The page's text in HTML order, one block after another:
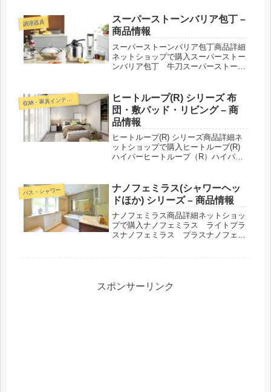
調理器具
スーパーストーンバリア包丁 –
商品情報
スーパーストーンバリア包丁商品詳細
ネットショップで購入スーパーストー
ンバリア包丁 牛刀スーパーストーン
リア包丁 ペティシャープナーカット
バリア紹介された番組こんな商品もお
ス...
収
納・家具インテリア
ヒートループ(R) シリーズ 布
団・敷パッド・リビング – 商
品情報
ヒートループ(R) シリーズ商品詳細ネ
ットショップで購入ヒートループ(R)
ハイパーヒートループ（R）ハイパー
トループ（R）ハイパー ぬくぬくケッ
ト（毛布） 中わた増量タ...
バス・シャワー
ナノフェミラス(シャワーヘッ
ドほか) シリーズ – 商品情報
ナノフェミラス商品詳細ネットショッ
プで購入ナノフェミラス ライトプラ
スナノフェミラス プラスナノフェミ
スポンサーリンク